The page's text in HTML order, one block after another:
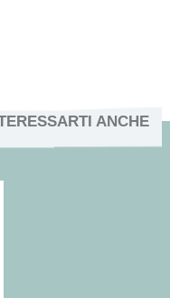
ANCHE